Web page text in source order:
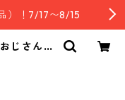
）！7/17〜8/15
おじさん